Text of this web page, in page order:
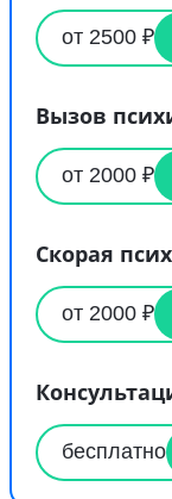
от 2500 ₽
Вызов
от 2000 ₽
Скорая
от 2000 ₽
бесплатно